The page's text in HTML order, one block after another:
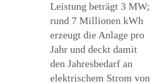
Leistung beträgt 3 MW;
rund 7 Millionen kWh
erzeugt die Anlage pro
Jahr und deckt damit
den Jahresbedarf an
elektrischem Strom von